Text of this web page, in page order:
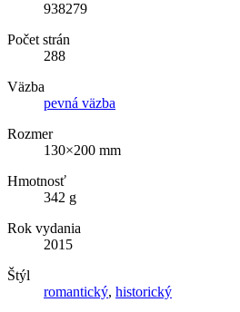
938279
Počet strán
288
Väzba
pevná väzba
Rozmer
130×200 mm
Hmotnosť
342 g
Rok vydania
2015
Štýl
romantický, historický